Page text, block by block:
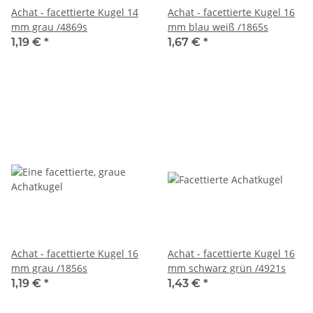
Achat - facettierte Kugel 14
mm grau /4869s
1,19 € *
Achat - facettierte Kugel 16
mm blau weiß /1865s
1,67 € *
Achat - facettierte Kugel 16
mm grau /1856s
1,19 € *
Achat - facettierte Kugel 16
mm schwarz grün /4921s
1,43 € *